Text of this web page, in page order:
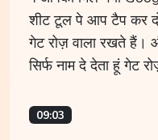
शीट टूल पे आप टैप कर
गेट रोज़ वाला रखते हैं।
सिर्फ नाम दे देता हूं गेट
09:03